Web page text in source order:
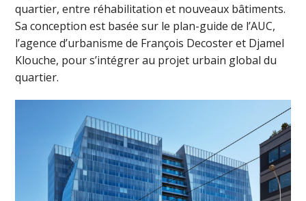
quartier, entre réhabilitation et nouveaux bâtiments.
Sa conception est basée sur le plan-guide de l’AUC,
l’agence d’urbanisme de François Decoster et Djamel
Klouche, pour s’intégrer au projet urbain global du
quartier.